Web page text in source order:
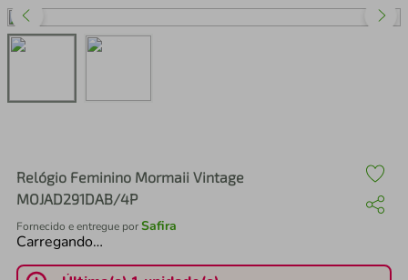
Relógio Feminino Mormaii Vintage
MOJAD291DAB/4P
Fornecido e entregue porSafira
Carregando…
2º cafeteira